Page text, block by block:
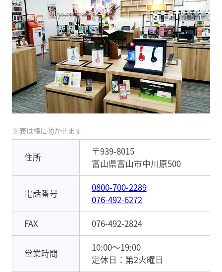
住所
〒939-8015
富山県富山市中川原500
電話番号
0800-700-2289
076-492-6272
FAX
076-492-2824
営業時間
10:00～19:00
定休日：第2火曜日